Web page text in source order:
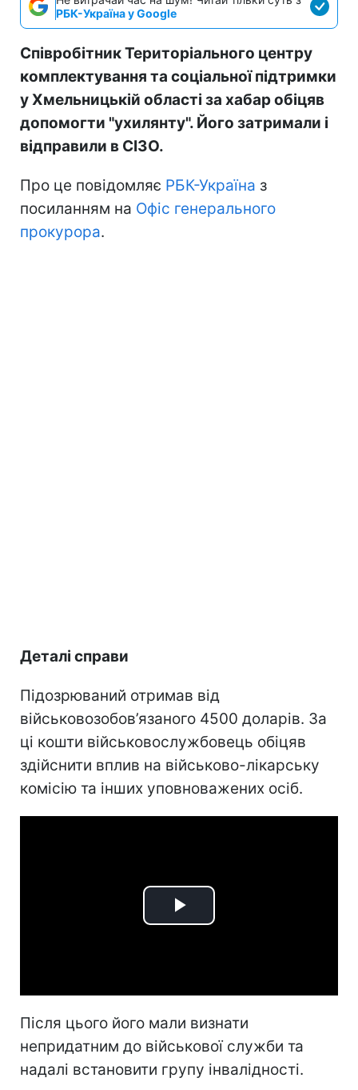
РБК-Україна у Google
Співробітник Територіального центру
комплектування та соціальної підтримки
у Хмельницькій області за хабар обіцяв
допомогти "ухилянту". Його затримали і
відправили в СІЗО.
Про це повідомляє РБК-Україна з
посиланням на Офіс генерального
прокурора.
Деталі справи
Підозрюваний отримав від
військовозобов’язаного 4500 доларів. За
ці кошти військовослужбовець обіцяв
здійснити вплив на військово-лікарську
комісію та інших уповноважених осіб.
Play
Після цього його мали визнати
непридатним до військової служби та
надалі встановити групу інвалідності.